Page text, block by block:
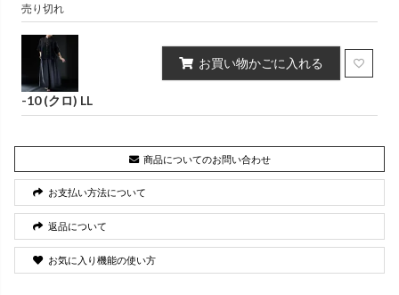
売り切れ
-10 (クロ) LL
お買い物かごに入れる
商品についてのお問い合わせ
お支払い方法について
返品について
お気に入り機能の使い方